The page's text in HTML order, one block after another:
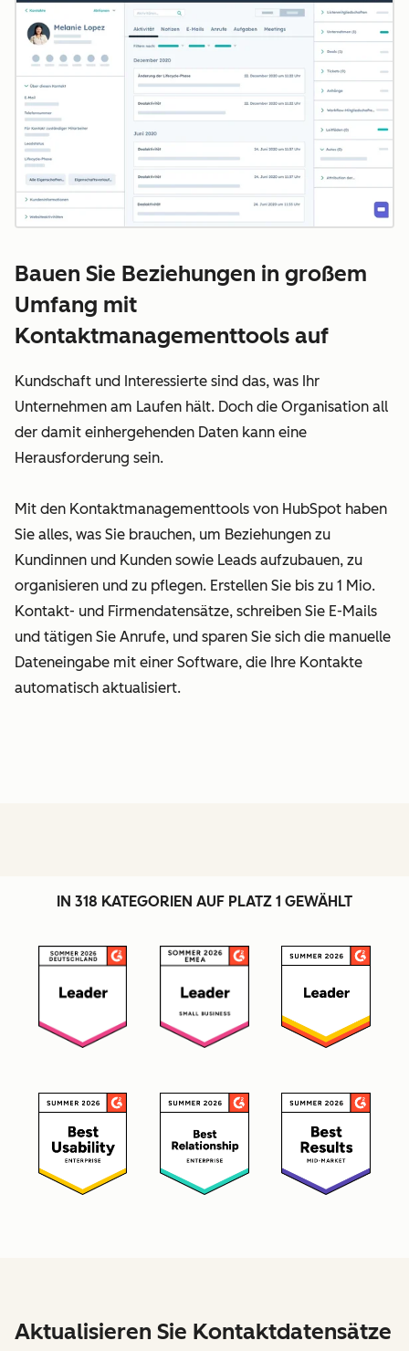
Bauen Sie Beziehungen in großem
Umfang mit
Kontaktmanagementtools auf
Kundschaft und Interessierte sind das, was Ihr
Unternehmen am Laufen hält. Doch die Organisation all
der damit einhergehenden Daten kann eine
Herausforderung sein.
Mit den Kontaktmanagementtools von HubSpot haben
Sie alles, was Sie brauchen, um Beziehungen zu
Kundinnen und Kunden sowie Leads aufzubauen, zu
organisieren und zu pflegen. Erstellen Sie bis zu 1 Mio.
Kontakt- und Firmendatensätze, schreiben Sie E-Mails
und tätigen Sie Anrufe, und sparen Sie sich die manuelle
Dateneingabe mit einer Software, die Ihre Kontakte
automatisch aktualisiert.
IN 318 KATEGORIEN AUF PLATZ 1 GEWÄHLT
Aktualisieren Sie Kontaktdatensätze